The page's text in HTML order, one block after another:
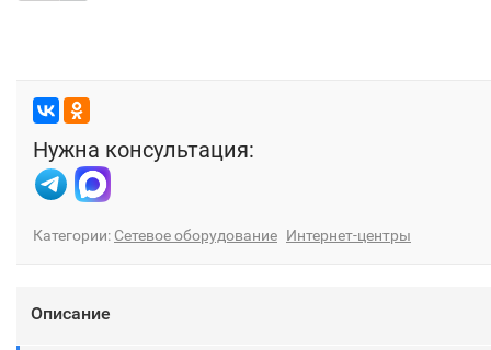
Нужна консультация:
Категории: Сетевое оборудование Интернет-центры
Описание